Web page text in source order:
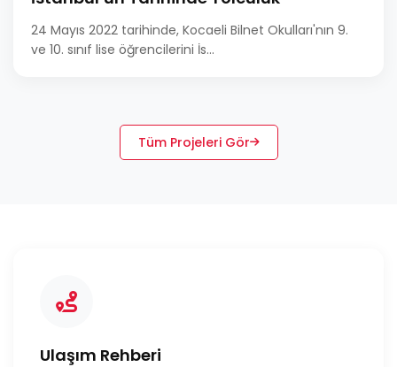
24 Mayıs 2022 tarihinde, Kocaeli Bilnet Okulları'nın 9.
ve 10. sınıf lise öğrencilerini İs...
Tüm Projeleri Gör
Ulaşım Rehberi